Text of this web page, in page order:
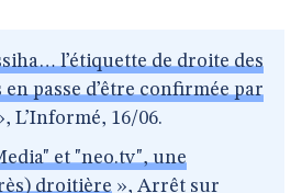
l’étiquette de droite des
passe d’être confirmée par
L’Informé, 16/06.
et "neo.tv", une
droitière », Arrêt sur